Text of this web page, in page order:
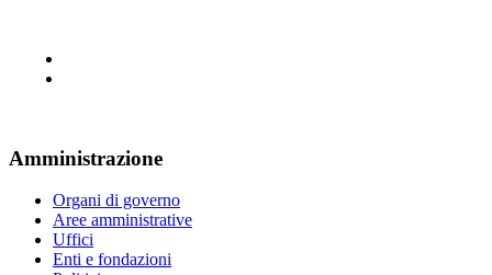
Amministrazione
Organi di governo
Aree amministrative
Uffici
Enti e fondazioni